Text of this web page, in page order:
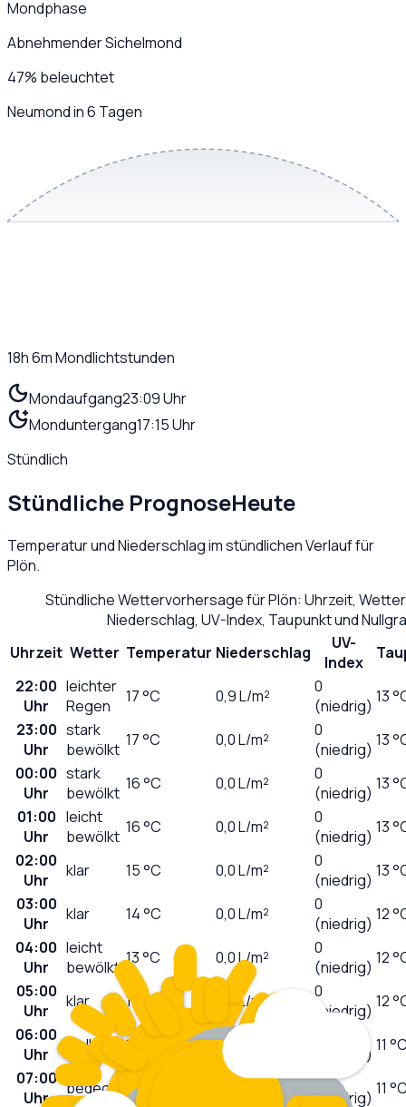
Mondphase
Abnehmender Sichelmond
47% beleuchtet
Neumond in 6 Tagen
18h 6mMondlichtstunden
Mondaufgang23:09 Uhr
Monduntergang17:15 Uhr
Stündlich
Stündliche PrognoseHeute
Temperatur und Niederschlag im stündlichen Verlauf für
Plön.
Stündliche Wettervorhersage fürPlön: Uhrzeit,
Niederschlag, UV-Index, Taupunkt und
Uhrzeit Wetter Temperatur Niederschlag
UV-
Index
22:00
Uhr
leichter
Regen
17°C 0,9L/m²
0
(niedrig) 13
23:00
Uhr
stark
bewölkt 17°C 0,0L/m²
0
(niedrig) 13
00:00
Uhr
stark
bewölkt 16°C 0,0L/m²
0
(niedrig) 13
01:00
Uhr
leicht
bewölkt 16°C 0,0L/m²
0
(niedrig) 13
02:00
Uhr
klar 15°C 0,0L/m²
0
(niedrig) 13
03:00
Uhr
klar 14°C 0,0L/m²
0
(niedrig) 12
04:00
Uhr
leicht
bewölkt 13°C 0,0L/m²
0
(niedrig) 12
05:00
Uhr
klar 13 °C L/m²
0
(niedrig) 12
06:00
Uhr
wolkig 13 0,0
(niedrig) 11
07:00
Uhr
bedeckt 14
0
(niedrig) 11